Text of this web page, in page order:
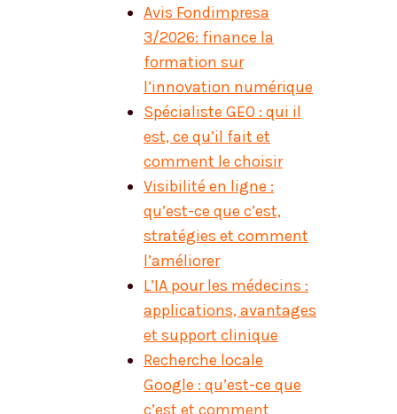
Avis Fondimpresa
3/2026: finance la
formation sur
l’innovation numérique
Spécialiste GEO : qui il
est, ce qu’il fait et
comment le choisir
Visibilité en ligne :
qu’est-ce que c’est,
stratégies et comment
l’améliorer
L’IA pour les médecins :
applications, avantages
et support clinique
Recherche locale
Google : qu’est-ce que
c’est et comment